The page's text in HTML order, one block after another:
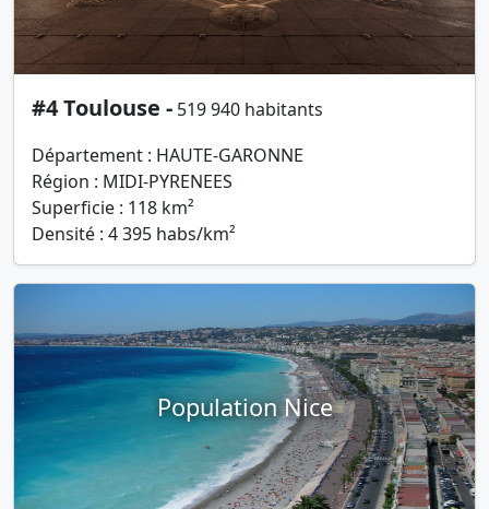
#4 Toulouse - 519 940 habitants
Département : HAUTE-GARONNE
Région : MIDI-PYRENEES
Superficie : 118 km²
Densité : 4 395 habs/km²
Population Nice